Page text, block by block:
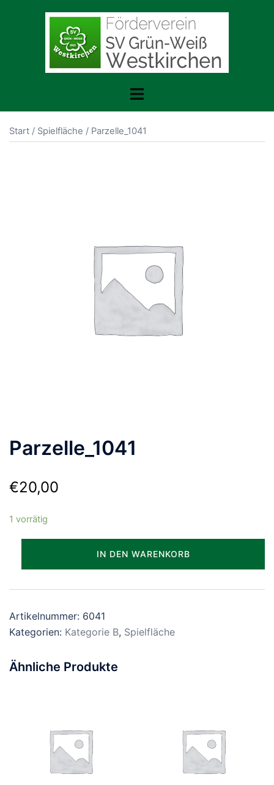
Menü
Start / Spielfläche / Parzelle_1041
Parzelle_1041
€20,00
1 vorrätig
IN DEN WARENKORB
Artikelnummer: 6041
Kategorien: Kategorie B, Spielfläche
Ähnliche Produkte